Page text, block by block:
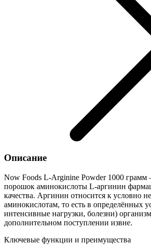
Описание
Now Foods L-Arginine Powder 1000
порошок аминокислоты L-аргинин
качества. Аргинин относится к условно
аминокислотам, то есть в определённых
интенсивные нагрузки, болезни)
дополнительном поступлении извне.
Ключевые функции и преимущества